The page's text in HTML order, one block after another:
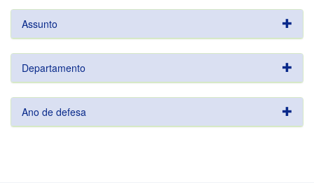
Assunto
Departamento
Ano de defesa